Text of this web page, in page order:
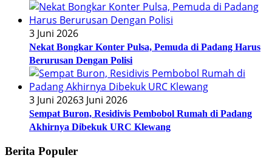
3 Juni 2026
Nekat Bongkar Konter Pulsa, Pemuda di Padang Harus
Berurusan Dengan Polisi
3 Juni 20263 Juni 2026
Sempat Buron, Residivis Pembobol Rumah di Padang
Akhirnya Dibekuk URC Klewang
Berita Populer